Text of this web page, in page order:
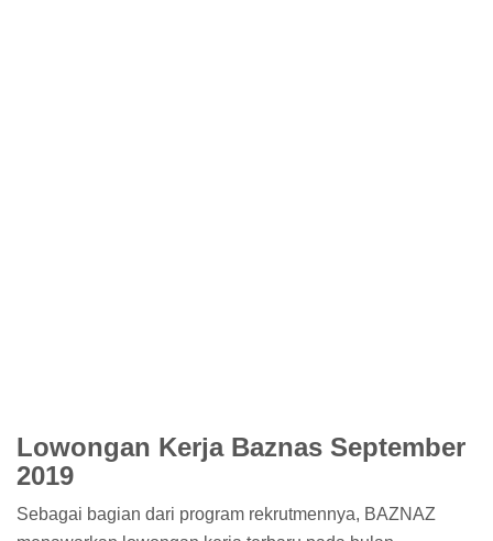
Lowongan Kerja Baznas September
2019
Sebagai bagian dari program rekrutmennya, BAZNAZ